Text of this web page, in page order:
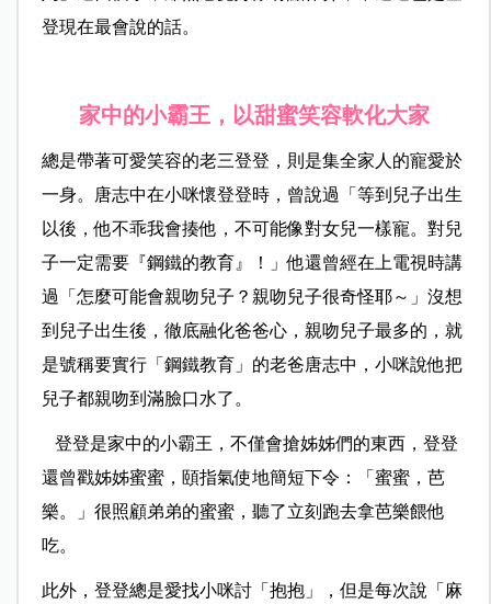
登現在最會說的話。
家中的小霸王，以甜蜜笑容軟化大家
總是帶著可愛笑容的老三登登，則是集全家人的寵愛於
一身。
唐志中在小咪懷登登時，曾說過「等到兒子出生
以後，他不乖我會揍他，不可能像對女兒一樣寵。對兒
子一定需要『鋼鐵的教育』！」他還曾經在上電視時講
過「怎麼可能會親吻兒子？親吻兒子很奇怪耶～」沒想
到兒子出生後，徹底融化爸爸心，親吻兒子最多的，就
是號稱要實行「鋼鐵教育」的老爸唐志中，小咪說他把
兒子都親吻到滿臉口水了。
登登是家中的小霸王，不僅會搶姊姊們的東西，登登
還曾戳姊姊蜜蜜，頤指氣使地簡短下令：「蜜蜜，芭
樂。」很照顧弟弟的蜜蜜，聽了立刻跑去拿芭樂餵他
吃。
此外， 登登總是愛找小咪討「抱抱」，但是每次說「 麻